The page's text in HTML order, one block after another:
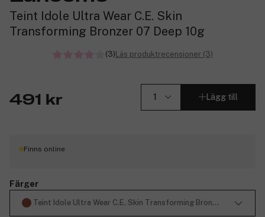
Teint Idole Ultra Wear C.E. Skin
Transforming Bronzer 07 Deep 10g
(3)Läs produktrecensioner (3)
491 kr Lägg till
Finns online
Färger
Teint Idole Ultra Wear C.E. Skin Transforming Bronzer 07 Deep